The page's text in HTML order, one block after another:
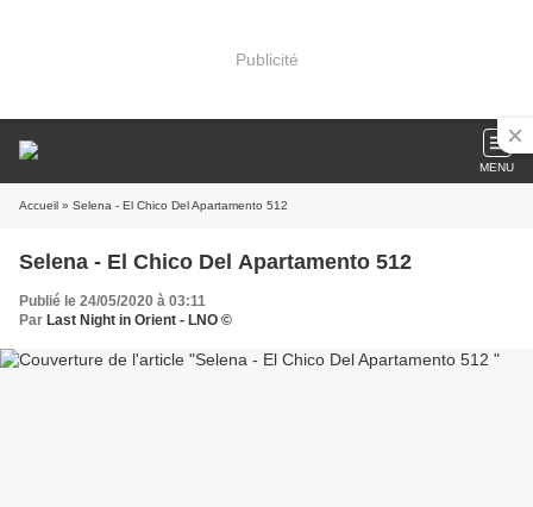
Publicité
MENU
Accueil » Selena - El Chico Del Apartamento 512
Selena - El Chico Del Apartamento 512
Publié le 24/05/2020 à 03:11
Par Last Night in Orient - LNO ©